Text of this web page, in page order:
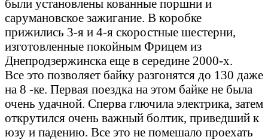
были установлены кованные поршни и
сарумановское зажигание. В коробке
прижились 3-я и 4-я скоростные шестерни,
изготовленные покойным Фрицем из
Днепродзержинска еще в середине 2000-х.
Все это позволяет байку разгонятся до 130 даже
на 8 -ке. Первая поездка на этом байке не была
очень удачной. Cперва глючила электрика, затем
открутился очень важный болтик, приведший к
юзу и падению. Все это не помешало проехать